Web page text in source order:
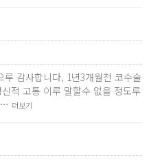
감사합니다, 1년3개월전 코수술
적 고통 이루 말할수 없을 정도루
… 더보기